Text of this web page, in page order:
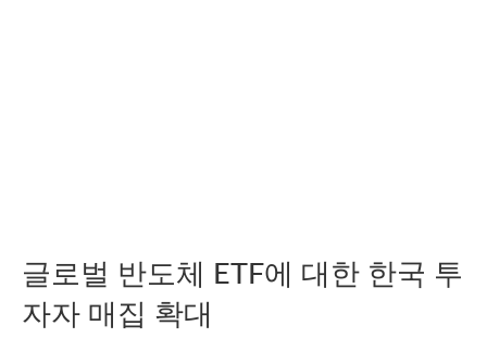
글로벌 반도체 ETF에 대한 한국 투
자자 매집 확대